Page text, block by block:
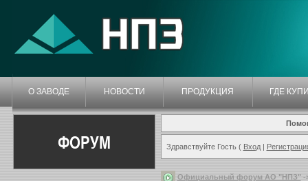
О ЗАВОДЕ НОВОСТИ ПРОДУКЦИЯ ГДЕ
ФОРУМ Здравствуйте Гость ( Вход|
Официальный форум АО "НПЗ"-